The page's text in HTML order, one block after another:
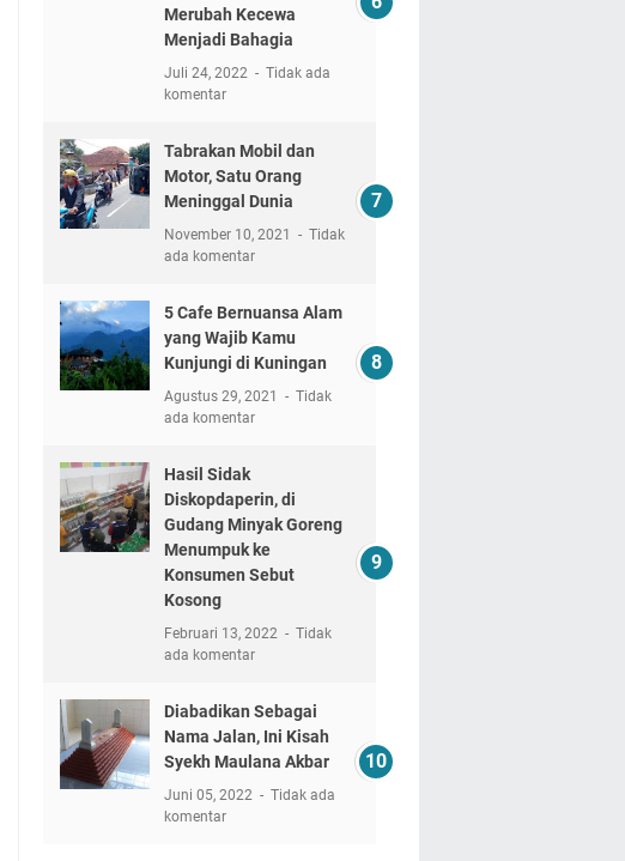
Merubah Kecewa
Menjadi Bahagia
Juli 24, 2022
Tidak ada
komentar
Tabrakan Mobil dan
Motor, Satu Orang
Meninggal Dunia
November 10, 2021
Tidak
ada komentar
5 Cafe Bernuansa Alam
yang Wajib Kamu
Kunjungi di Kuningan
Agustus 29, 2021
Tidak
ada komentar
Hasil Sidak
Diskopdaperin, di
Gudang Minyak Goreng
Menumpuk ke
Konsumen Sebut
Kosong
Februari 13, 2022
Tidak
ada komentar
Diabadikan Sebagai
Nama Jalan, Ini Kisah
Syekh Maulana Akbar
Juni 05, 2022
Tidak ada
komentar